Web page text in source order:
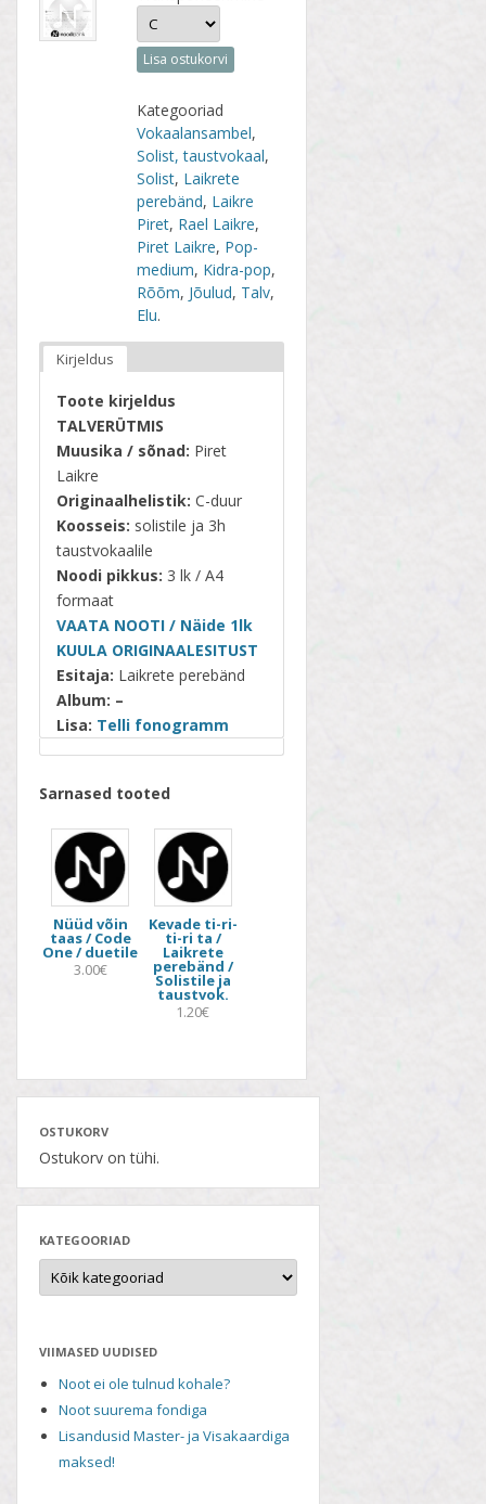
Lisa ostukorvi
Kategooriad
Vokaalansambel,
Solist, taustvokaal,
Solist, Laikrete
perebänd, Laikre
Piret, Rael Laikre,
Piret Laikre, Pop-
medium, Kidra-pop,
Rõõm, Jõulud, Talv,
Elu.
Kirjeldus
Toote kirjeldus
TALVERÜTMIS
Muusika / sõnad: Piret
Laikre
Originaalhelistik: C-duur
Koosseis: solistile ja 3h
taustvokaalile
Noodi pikkus: 3 lk / A4
formaat
VAATA NOOTI / Näide 1lk
KUULA ORIGINAALESITUST
Esitaja: Laikrete perebänd
Album: –
Lisa: Telli fonogramm
Sarnased tooted
Nüüd võin
taas / Code
One / duetile
3.00€
Kevade ti-ri-
ti-ri ta /
Laikrete
perebänd /
Solistile ja
taustvok.
1.20€
OSTUKORV
Ostukorv on tühi.
KATEGOORIAD
VIIMASED UUDISED
Noot ei ole tulnud kohale?
Noot suurema fondiga
Lisandusid Master- ja Visakaardiga
maksed!